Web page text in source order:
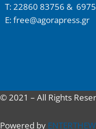
Τ: 22860 83756 &
E: free@agorapress.gr
© 2021 – All Rights
Powered by